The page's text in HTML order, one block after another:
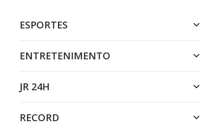
ESPORTES
ENTRETENIMENTO
JR 24H
RECORD